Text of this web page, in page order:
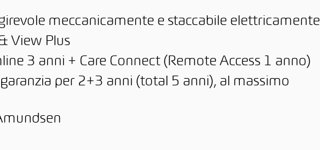
meccanicamente e staccabile elettricamente
View Plus
3 anni + Care Connect (Remote Access 1 anno)
per 2+3 anni (total 5 anni), al massimo